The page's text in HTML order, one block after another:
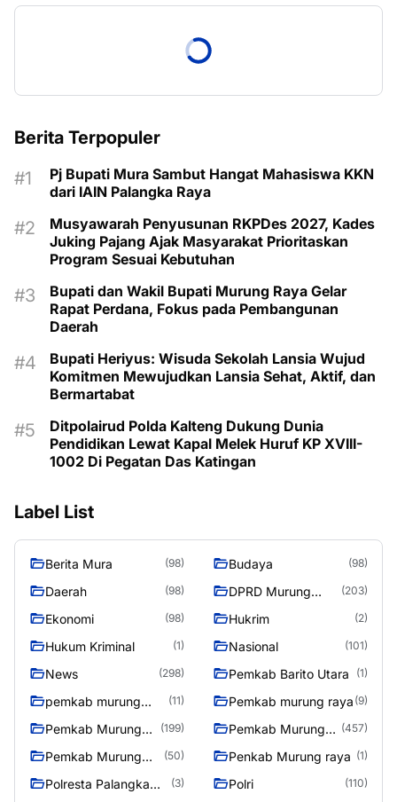
Berita Terpopuler
Pj Bupati Mura Sambut Hangat Mahasiswa KKN
dari IAIN Palangka Raya
Musyawarah Penyusunan RKPDes 2027, Kades
Juking Pajang Ajak Masyarakat Prioritaskan
Program Sesuai Kebutuhan
Bupati dan Wakil Bupati Murung Raya Gelar
Rapat Perdana, Fokus pada Pembangunan
Daerah
Bupati Heriyus: Wisuda Sekolah Lansia Wujud
Komitmen Mewujudkan Lansia Sehat, Aktif, dan
Bermartabat
Ditpolairud Polda Kalteng Dukung Dunia
Pendidikan Lewat Kapal Melek Huruf KP XVIII-
1002 Di Pegatan Das Katingan
Label List
Berita Mura (98) Budaya (98)
Daerah (98)
DPRD Murung
(203)
Ekonomi (98) Hukrim (2)
Hukum Kriminal (1) Nasional (101)
News (298) Pemkab Barito Utara (1)
pemkab murung
(11) Pemkab murung raya (9)
Pemkab Murung
(199)
Pemkab Murung
(457)
Pemkab Murung
(50) Penkab Murung raya (1)
Polresta Palangka
(3) Polri (110)